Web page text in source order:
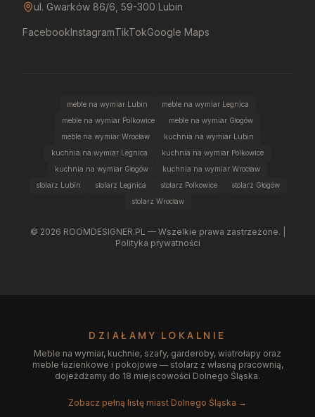
ul. Gwarków 86/6, 59-300 Lubin
FacebookInstagramTikTokGoogle Maps
meble na wymiar Lubin
meble na wymiar Legnica
meble na wymiar Polkowice
meble na wymiar Głogów
meble na wymiar Wrocław
kuchnia na wymiar Lubin
kuchnia na wymiar Legnica
kuchnia na wymiar Polkowice
kuchnia na wymiar Głogów
kuchnia na wymiar Wrocław
stolarz Lubin
stolarz Legnica stolarz Polkowice
stolarz Głogów
stolarz Wrocław
© 2026 ROOMDESIGNER.PL — Wszelkie prawa zastrzeżone. |
Polityka prywatności
DZIAŁAMY LOKALNIE
Meble na wymiar, kuchnie, szafy, garderoby, wiatrołapy oraz
meble łazienkowe i pokojowe — stolarz z własną pracownią,
dojeżdżamy do 18 miejscowości Dolnego Śląska.
Zobacz pełną listę miast Dolnego Śląska →